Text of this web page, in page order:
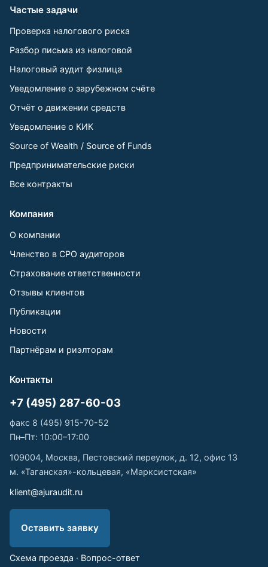
Частые задачи
Проверка налогового риска
Разбор письма из налоговой
Налоговый аудит физлица
Уведомление о зарубежном счёте
Отчёт о движении средств
Уведомление о КИК
Source of Wealth / Source of Funds
Предпринимательские риски
Все контракты
Компания
О компании
Членство в СРО аудиторов
Страхование ответственности
Отзывы клиентов
Публикации
Новости
Партнёрам и риэлторам
Контакты
+7 (495) 287-60-03
факс 8 (495) 915-70-52
Пн–Пт: 10:00–17:00
109004, Москва, Пестовский переулок, д. 12, офис 13
м. «Таганская»-кольцевая, «Марксистская»
klient@ajuraudit.ru
Оставить заявку
Схема проезда · Вопрос-ответ